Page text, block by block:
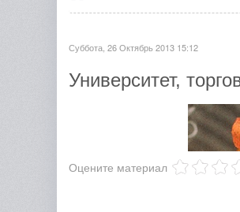
Суббота, 26 Октябрь 2013 15:12
Университет,
Оцените материал